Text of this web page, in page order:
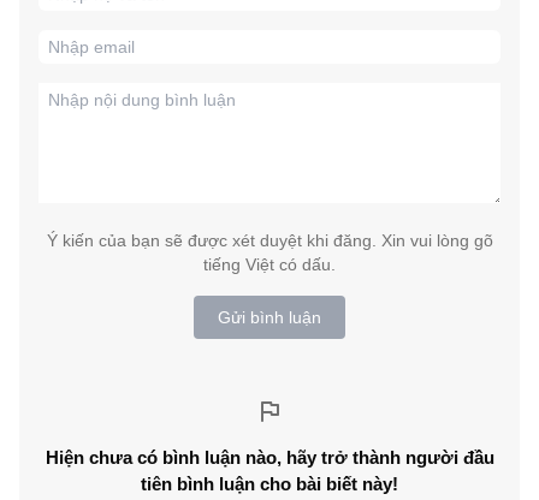
Ý kiến của bạn sẽ được xét duyệt khi đăng. Xin vui lòng gõ
tiếng Việt có dấu.
Gửi bình luận
Hiện chưa có bình luận nào, hãy trở thành người đầu
tiên bình luận cho bài biết này!